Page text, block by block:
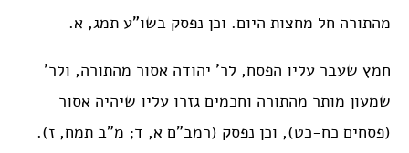
מהתורה חל מחצות היום. וכן נפסק בשו”ע תמג, א.
חמץ שעבר עליו הפסח, לר’ יהודה אסור מהתורה, ולר’
שמעון מותר מהתורה וחכמים גזרו עליו שיהיה אסור
(פסחים כח-כט), וכן נפסק (רמב”ם א, ד; מ”ב תמח, ז).